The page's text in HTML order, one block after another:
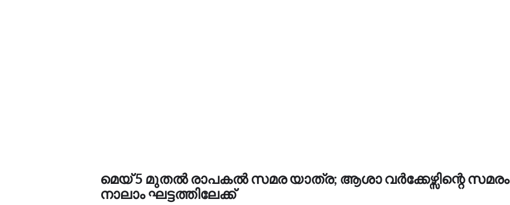
മെയ് 5 മുതൽ രാപകൽ സമര യാത്ര; ആശാ വർക്കേഴ്സിന്റെ സമരം
നാലാം ഘട്ടത്തിലേക്ക്